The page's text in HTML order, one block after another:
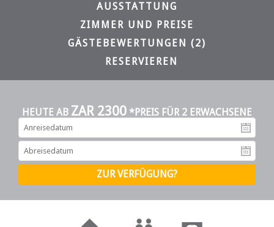
AUSSTATTUNG
ZIMMER UND PREISE
GÄSTEBEWERTUNGEN (2)
RESERVIEREN
HEUTE AB ZAR 2300 *PREIS FÜR 2 ERWACHSENE